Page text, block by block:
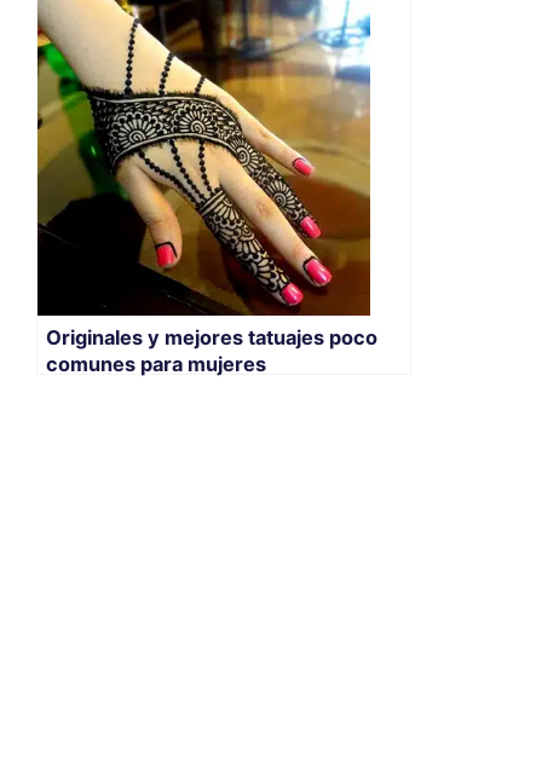
Originales y mejores tatuajes poco
comunes para mujeres